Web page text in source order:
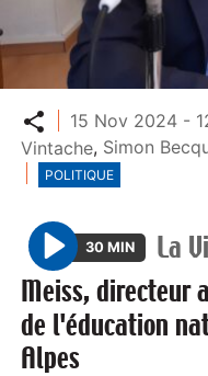
Partager
15 Nov 2024 -
Vintache, Simon
POLITIQUE
P
l
a
y
30 MIN La
Meiss, directeur
de l'éducation
Alpes